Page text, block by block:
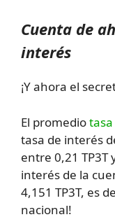
Cuenta de
interés
¡Y ahora el
El promedio
tasa de interés
entre 0,21 TP3T
interés de la
4,151 TP3T, es
nacional!